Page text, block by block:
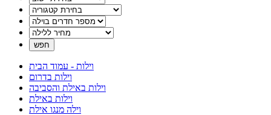
וילות - עמוד הבית
וילות בדרום
וילות באילת והסביבה
וילות באילת
וילה מנגו אילת